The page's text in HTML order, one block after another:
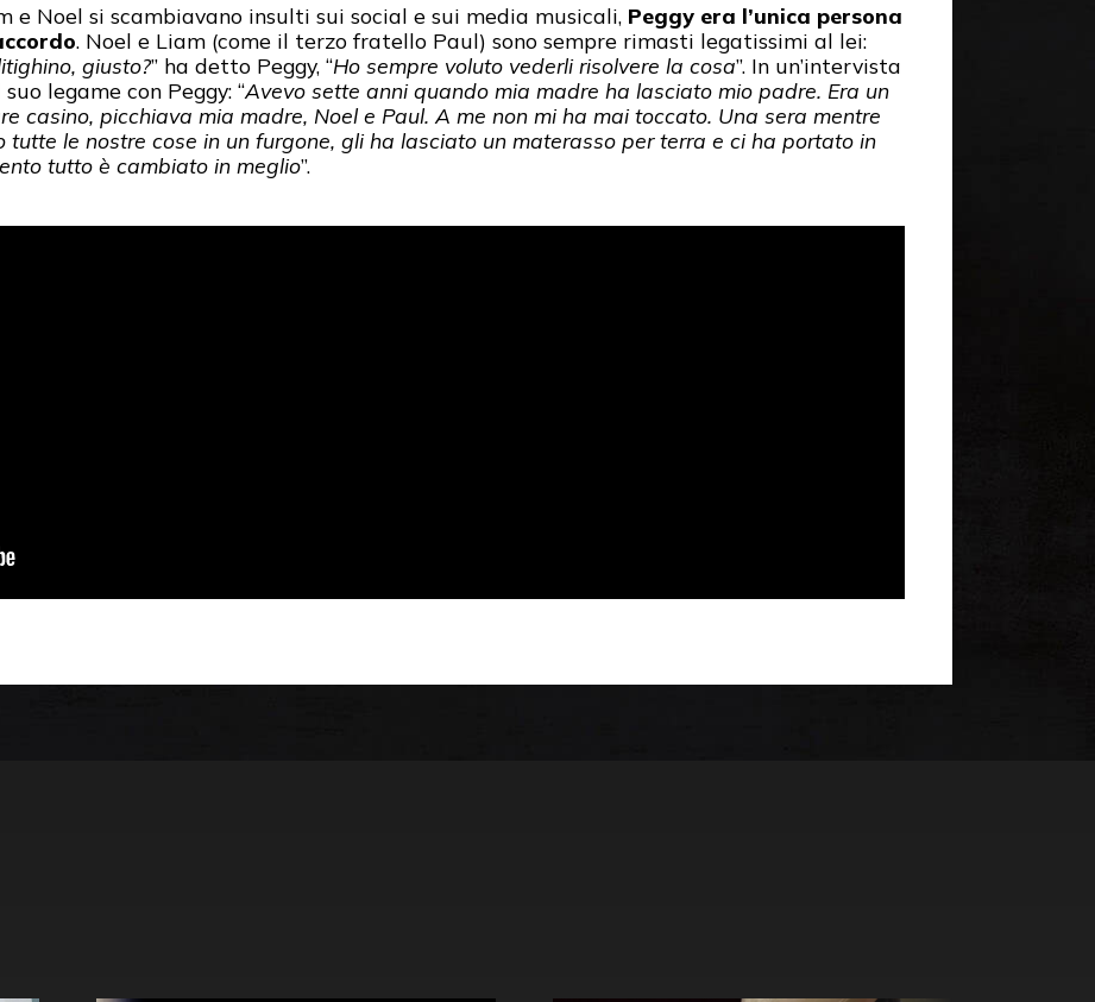
e Noel si scambiavano insulti sui social e sui media musicali, Peggy era l’unica persona
. Noel e Liam (come il terzo fratello Paul) sono sempre rimasti legatissimi al lei:
giusto?” ha detto Peggy, “Ho sempre voluto vederli risolvere la cosa”. In un’intervista
legame con Peggy: “Avevo sette anni quando mia madre ha lasciato mio padre. Era un
casino, picchiava mia madre, Noel e Paul. A me non mi ha mai toccato. Una sera mentre
tutte le nostre cose in un furgone, gli ha lasciato un materasso per terra e ci ha portato in
tutto è cambiato in meglio”.